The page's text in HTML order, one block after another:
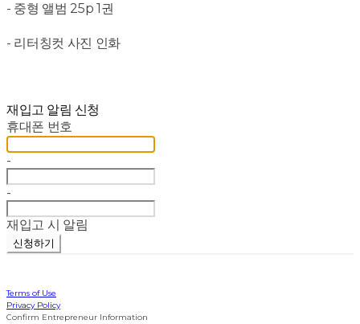
- 중형 앨범 25p 1권
- 리터칭컷 사진 인화
재입고 알림 신청
휴대폰 번호
-
-
재입고 시 알림
신청하기
Terms of Use
Privacy Policy
Confirm Entrepreneur Information